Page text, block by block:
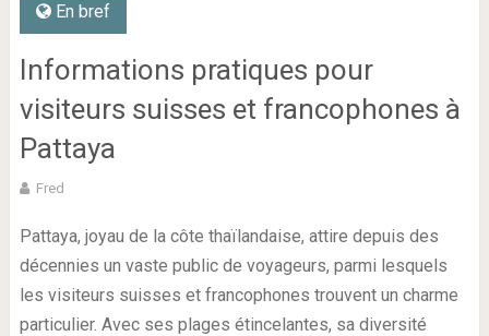
En bref
Informations pratiques pour
visiteurs suisses et francophones à
Pattaya
Fred
Pattaya, joyau de la côte thaïlandaise, attire depuis des
décennies un vaste public de voyageurs, parmi lesquels
les visiteurs suisses et francophones trouvent un charme
particulier. Avec ses plages étincelantes, sa diversité